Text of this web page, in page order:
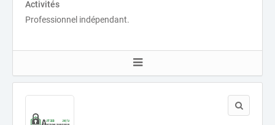
Activités
Professionnel indépendant.